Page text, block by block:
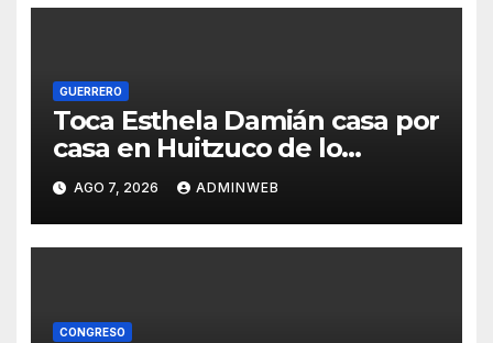
GUERRERO
Toca Esthela Damián casa por
casa en Huitzuco de lo
guegos y suma respaldo dde
fundadores de Morena
AGO 7, 2026 ADMINWEB
CONGRESO